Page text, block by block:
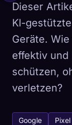
Dieser
KI-
Geräte.
effektiv und
schützen,
verletzen?
Google Pixel